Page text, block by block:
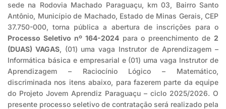
sede na Rodovia Machado Paraguaçu, km 03, Bairro Santo
Antônio, Município de Machado, Estado de Minas Gerais, CEP
37.750-000, torna pública a abertura de inscrições para o
Processo Seletivo nº 164-2024para o preenchimento de 2
(DUAS) VAGAS, (01) uma vaga Instrutor de Aprendizagem –
Informática básica e empresarial e (01) uma vaga Instrutor de
Aprendizagem – Raciocínio Lógico – Matemático,
discriminada nos itens abaixo, para fazerem parte da equipe
do Projeto Jovem Aprendiz Paraguaçu – ciclo 2025/2026. O
presente processo seletivo de contratação será realizado pela